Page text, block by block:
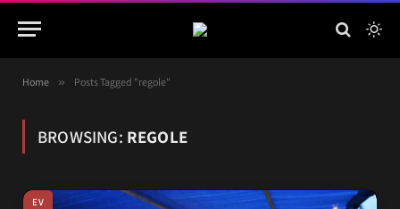
Home » Posts Tagged "regole"
BROWSING: REGOLE
EV